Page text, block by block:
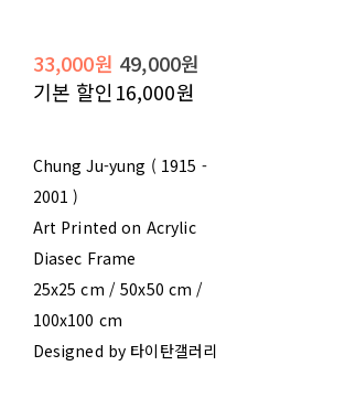
33,000원 49,000원
기본 할인 16,000원
Chung Ju-yung ( 1915 -
2001 )
Art Printed on Acrylic
Diasec Frame
25x25 cm / 50x50 cm /
100x100 cm
Designed by 타이탄갤러리